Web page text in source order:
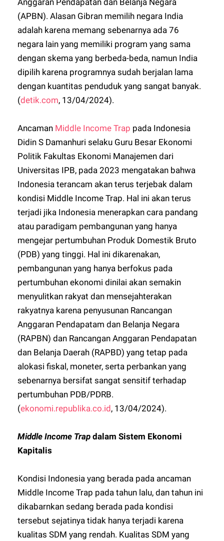
Anggaran Pendapatan dan Belanja Negara
(APBN). Alasan Gibran memilih negara India
adalah karena memang sebenarnya ada 76
negara lain yang memiliki program yang sama
dengan skema yang berbeda-beda, namun India
dipilih karena programnya sudah berjalan lama
dengan kuantitas penduduk yang sangat banyak.
(detik.com, 13/04/2024).
Ancaman Middle Income Trap pada Indonesia
Didin S Damanhuri selaku Guru Besar Ekonomi
Politik Fakultas Ekonomi Manajemen dari
Universitas IPB, pada 2023 mengatakan bahwa
Indonesia terancam akan terus terjebak dalam
kondisi Middle Income Trap. Hal ini akan terus
terjadi jika Indonesia menerapkan cara pandang
atau paradigam pembangunan yang hanya
mengejar pertumbuhan Produk Domestik Bruto
(PDB) yang tinggi. Hal ini dikarenakan,
pembangunan yang hanya berfokus pada
pertumbuhan ekonomi dinilai akan semakin
menyulitkan rakyat dan mensejahterakan
rakyatnya karena penyusunan Rancangan
Anggaran Pendapatam dan Belanja Negara
(RAPBN) dan Rancangan Anggaran Pendapatan
dan Belanja Daerah (RAPBD) yang tetap pada
alokasi fiskal, moneter, serta perbankan yang
sebenarnya bersifat sangat sensitif terhadap
pertumbuhan PDB/PDRB.
(ekonomi.republika.co.id, 13/04/2024).
Middle Income Trap dalam Sistem Ekonomi
Kapitalis
Kondisi Indonesia yang berada pada ancaman
Middle Income Trap pada tahun lalu, dan tahun ini
dikabarnkan sedang berada pada kondisi
tersebut sejatinya tidak hanya terjadi karena
kualitas SDM yang rendah. Kualitas SDM yang